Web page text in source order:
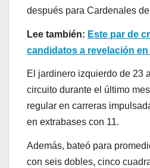
después para Cardenales
Lee también: Este par de
candidatos a revelación en
El jardinero izquierdo de 23
circuito durante el último
regular en carreras
en extrabases con 11.
Además, bateó para
con seis dobles, cinco